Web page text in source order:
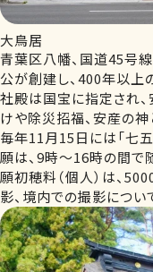
大鳥居
青葉区八幡、国道45号
公が創建し、400年以上
社殿は国宝に指定され
けや除災招福、安産の神
毎年11月15日には「七
願は、9時～16時の間で
願初穂料（個人）は、
影、境内での撮影につい